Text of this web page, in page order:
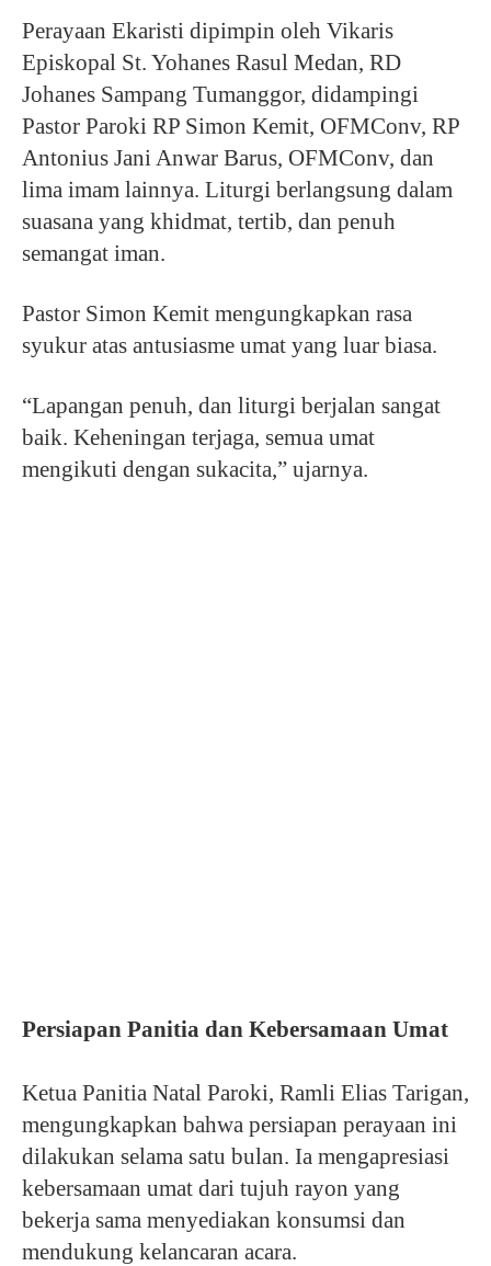
Perayaan Ekaristi dipimpin oleh Vikaris
Episkopal St. Yohanes Rasul Medan, RD
Johanes Sampang Tumanggor, didampingi
Pastor Paroki RP Simon Kemit, OFMConv, RP
Antonius Jani Anwar Barus, OFMConv, dan
lima imam lainnya. Liturgi berlangsung dalam
suasana yang khidmat, tertib, dan penuh
semangat iman.
Pastor Simon Kemit mengungkapkan rasa
syukur atas antusiasme umat yang luar biasa.
“Lapangan penuh, dan liturgi berjalan sangat
baik. Keheningan terjaga, semua umat
mengikuti dengan sukacita,” ujarnya.
Persiapan Panitia dan Kebersamaan Umat
Ketua Panitia Natal Paroki, Ramli Elias Tarigan,
mengungkapkan bahwa persiapan perayaan ini
dilakukan selama satu bulan. Ia mengapresiasi
kebersamaan umat dari tujuh rayon yang
bekerja sama menyediakan konsumsi dan
mendukung kelancaran acara.